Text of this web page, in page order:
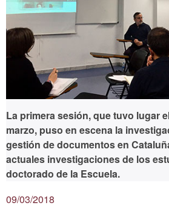
La primera sesión, que tuvo lugar
marzo, puso en escena la
gestión de documentos en
actuales investigaciones de los
doctorado de la Escuela.
09/03/2018